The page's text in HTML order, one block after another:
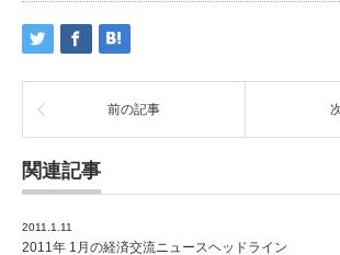
前の記事
関連記事
2011.1.11
2011年 1月の経済交流ニュースヘッドライン